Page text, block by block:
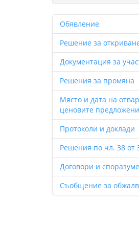
Обявление
Решение за
Документация за
Решения за промяна
Място и дата на
ценовите
Протоколи и доклади
Решения по чл. 38 от
Договори и
Съобщение за